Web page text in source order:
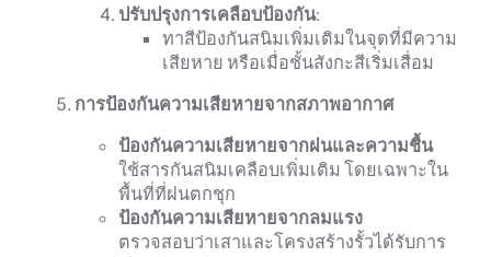
ปรับปรุงการเคลือบป้องกัน:
ทาสีป้องกันสนิมเพิ่มเติมในจุดที่มีความ
เสียหาย หรือเมื่อชั้นสังกะสีเริ่มเสื่อม
การป้องกันความเสียหายจากสภาพอากาศ
ป้องกันความเสียหายจากฝนและความชื้น
ใช้สารกันสนิมเคลือบเพิ่มเติม โดยเฉพาะใน
พื้นที่ที่ฝนตกชุก
ป้องกันความเสียหายจากลมแรง
ตรวจสอบว่าเสาและโครงสร้างรั้วได้รับการ